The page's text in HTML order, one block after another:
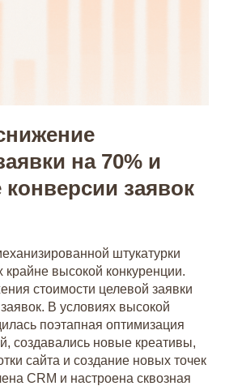
на 70% и
заявок
штукатурки
крайне высокой конкуренции.
стоимости целевой заявки
В условиях высокой
поэтапная оптимизация
создавались новые креативы,
сайта и создание новых точек
CRM и настроена сквозная